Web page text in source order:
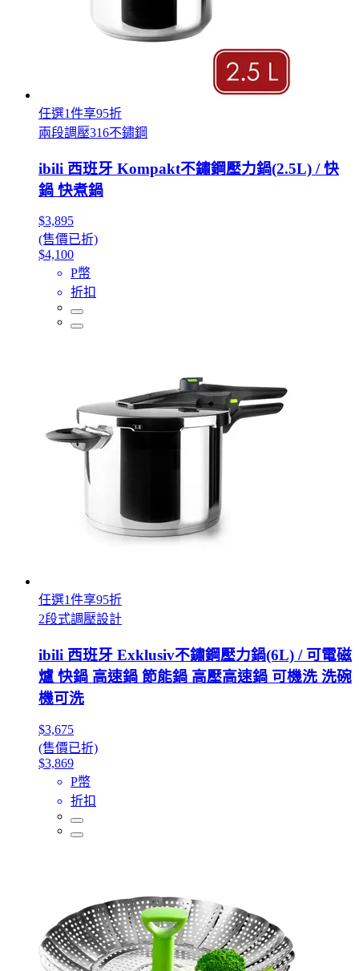
任選1件享95折
兩段調壓316不鏽鋼
ibili 西班牙 Kompakt不鏽鋼壓力鍋(2.5L) / 快
鍋 快煮鍋
$3,895
(售價已折)
$4,100
P幣
折扣
任選1件享95折
2段式調壓設計
ibili 西班牙 Exklusiv不鏽鋼壓力鍋(6L) / 可電磁
爐 快鍋 高速鍋 節能鍋 高壓高速鍋 可機洗 洗碗
機可洗
$3,675
(售價已折)
$3,869
P幣
折扣